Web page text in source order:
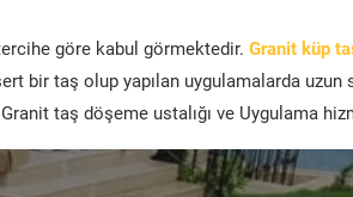
göre kabul görmektedir. Granit küp
bir taş olup yapılan uygulamalarda uzun
taş döşeme ustalığı ve Uygulama